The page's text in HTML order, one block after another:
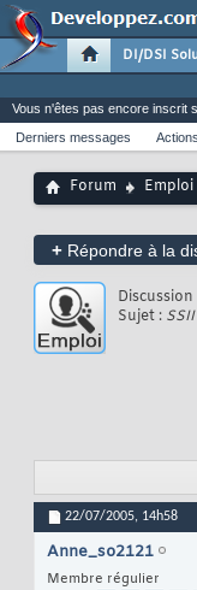
DI/DSI
Vous n'êtes pas encore inscrit
Derniers messages
Actions
Forum
+ Répondre à la
Discussion
Sujet : SSII
22/07/2005, 14h58
Anne_so2121
Membre régulier